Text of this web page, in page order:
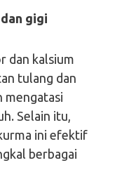
gigi
dan kalsium
tulang dan
mengatasi
Selain itu,
ini efektif
berbagai